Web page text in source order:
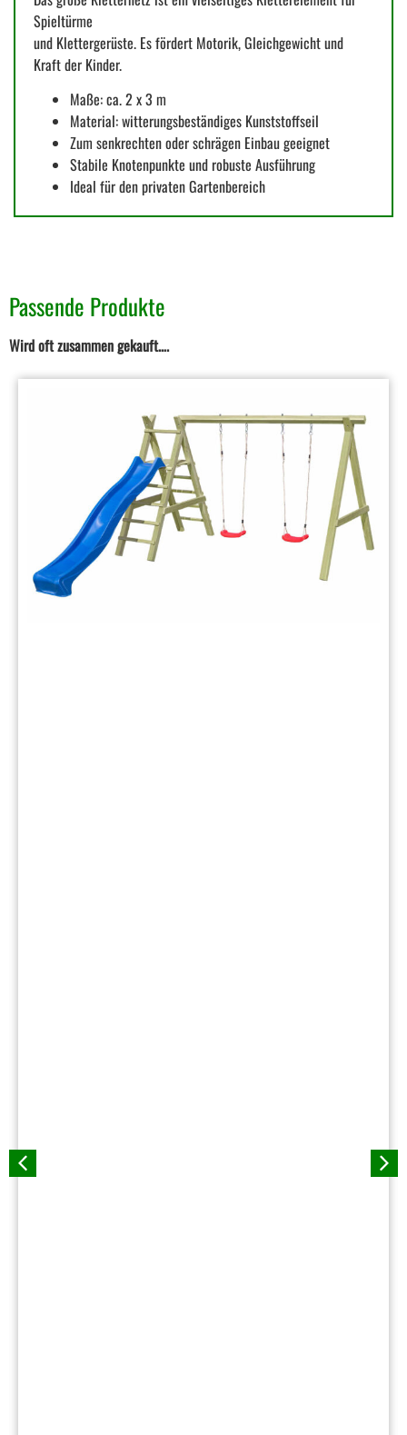
Spieltürme
und Klettergerüste. Es fördert Motorik, Gleichgewicht und
Kraft der Kinder.
Maße: ca. 2 x 3 m
Material: witterungsbeständiges Kunststoffseil
Zum senkrechten oder schrägen Einbau geeignet
Stabile Knotenpunkte und robuste Ausführung
Ideal für den privaten Gartenbereich
Passende Produkte
Wird oft zusammen gekauft….